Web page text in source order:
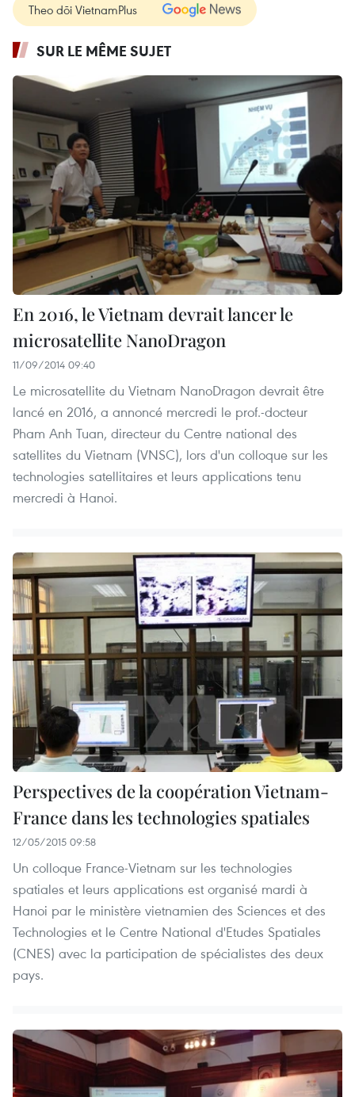
Theo dõi VietnamPlus
SUR LE MÊME SUJET
En 2016, le Vietnam devrait lancer le
microsatellite NanoDragon
11/09/2014 09:40
Le microsatellite du Vietnam NanoDragon devrait être
lancé en 2016, a annoncé mercredi le prof.-docteur
Pham Anh Tuan, directeur du Centre national des
satellites du Vietnam (VNSC), lors d'un colloque sur les
technologies satellitaires et leurs applications tenu
mercredi à Hanoi.
Perspectives de la coopération Vietnam-
France dans les technologies spatiales
12/05/2015 09:58
Un colloque France-Vietnam sur les technologies
spatiales et leurs applications est organisé mardi à
Hanoi par le ministère vietnamien des Sciences et des
Technologies et le Centre National d'Etudes Spatiales
(CNES) avec la participation de spécialistes des deux
pays.